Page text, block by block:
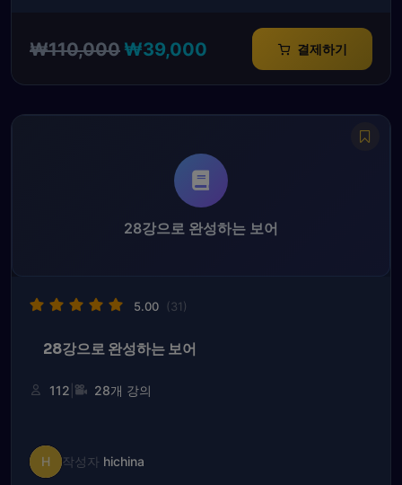
₩110,000 원
가
격:
₩39,000
가
격:
결제하기
28강으로 완성하는 보어
5.00 (31)
28강으로 완성하는 보어
112 28개 강의
H 작성자 hichina